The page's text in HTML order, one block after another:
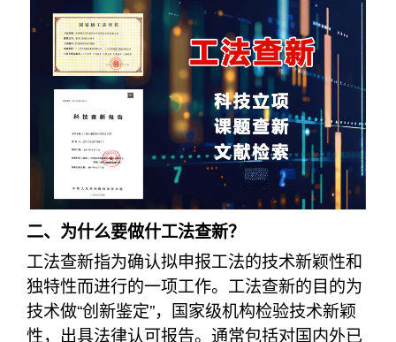
二、为什么要做什工法查新？
工法查新指为确认拟申报工法的技术新颖性和
独特性而进行的一项工作。工法查新的目的为
技术做“创新鉴定”，国家级机构检验技术新颖
性，出具法律认可报告。通常包括对国内外已